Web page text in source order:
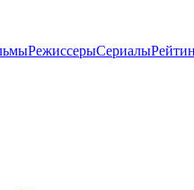
РежиссерыСериалы